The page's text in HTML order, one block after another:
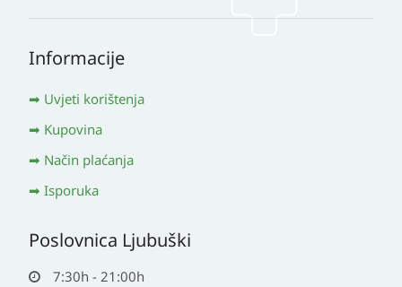
Informacije
Uvjeti korištenja
Kupovina
Način plaćanja
Isporuka
Poslovnica Ljubuški
7:30h - 21:00h